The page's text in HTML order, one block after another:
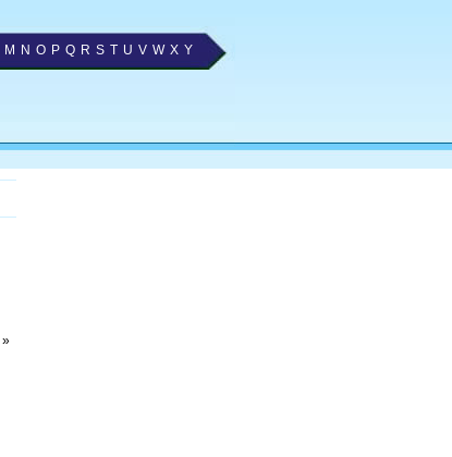
M N O P Q R S T U V W X Y
»